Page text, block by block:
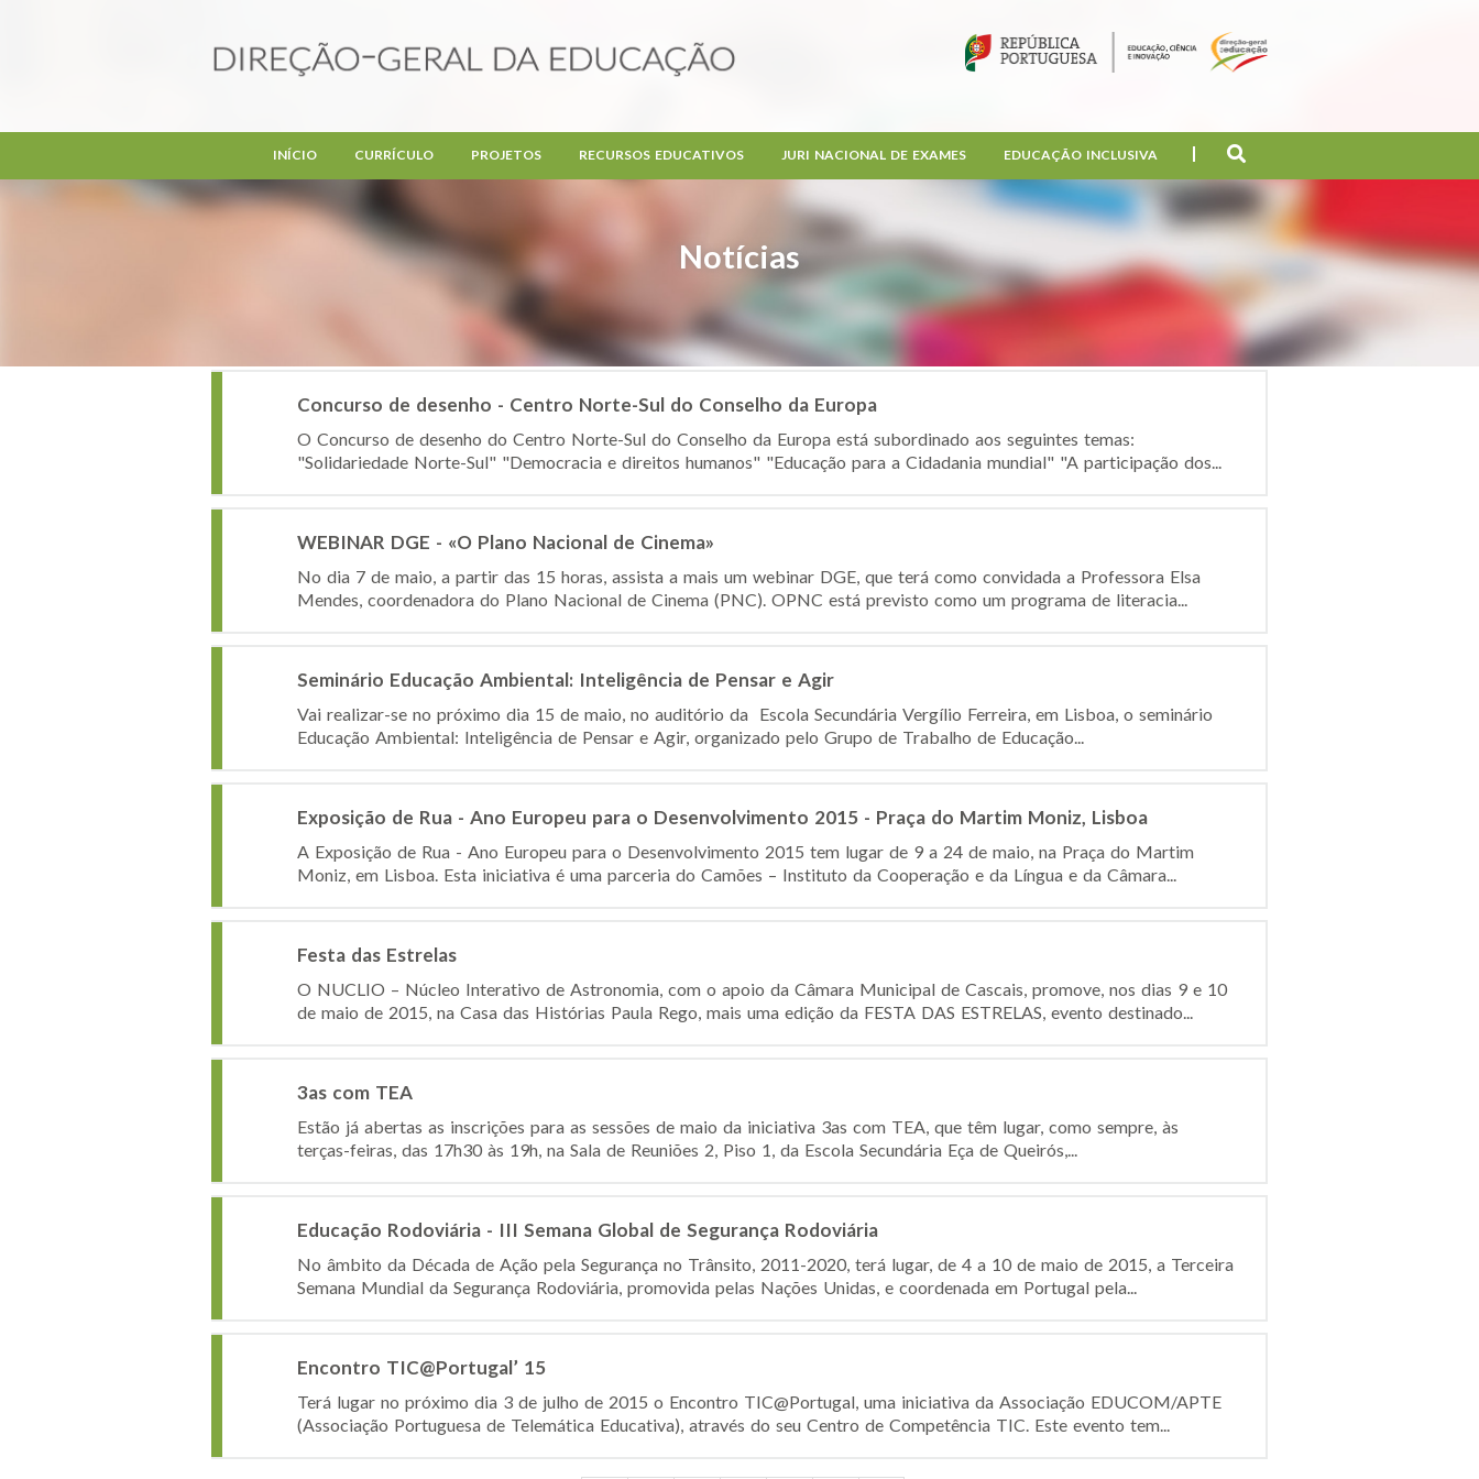
Notícias
INÍCIO CURRÍCULO PROJETOS RECURSOS EDUCATIVOS JURI NACIONAL DE EXAMES EDUCAÇÃO INCLUSIVA
Concurso de desenho - Centro Norte-Sul do Conselho da Europa
O Concurso de desenho do Centro Norte-Sul do Conselho da Europa está subordinado aos seguintes temas:
"Solidariedade Norte-Sul" "Democracia e direitos humanos" "Educação para a Cidadania mundial" "A participação dos...
WEBINAR DGE - «O Plano Nacional de Cinema»
No dia 7 de maio, a partir das 15 horas, assista a mais um webinar DGE, que terá como convidada a Professora Elsa
Mendes, coordenadora do Plano Nacional de Cinema (PNC). OPNC está previsto como um programa de literacia...
Seminário Educação Ambiental: Inteligência de Pensar e Agir
Vai realizar-se no próximo dia 15 de maio, no auditório da Escola Secundária Vergílio Ferreira, em Lisboa, o seminário
Educação Ambiental: Inteligência de Pensar e Agir, organizado pelo Grupo de Trabalho de Educação...
Exposição de Rua - Ano Europeu para o Desenvolvimento 2015 - Praça do Martim Moniz, Lisboa
A Exposição de Rua - Ano Europeu para o Desenvolvimento 2015 tem lugar de 9 a 24 de maio, na Praça do Martim
Moniz, em Lisboa. Esta iniciativa é uma parceria do Camões – Instituto da Cooperação e da Língua e da Câmara...
Festa das Estrelas
O NUCLIO – Núcleo Interativo de Astronomia, com o apoio da Câmara Municipal de Cascais, promove, nos dias 9 e 10
de maio de 2015, na Casa das Histórias Paula Rego, mais uma edição da FESTA DAS ESTRELAS, evento destinado...
3as com TEA
Estão já abertas as inscrições para as sessões de maio da iniciativa 3as com TEA, que têm lugar, como sempre, às
terças-feiras, das 17h30 às 19h, na Sala de Reuniões 2, Piso 1, da Escola Secundária Eça de Queirós,...
Educação Rodoviária - III Semana Global de Segurança Rodoviária
No âmbito da Década de Ação pela Segurança no Trânsito, 2011-2020, terá lugar, de 4 a 10 de maio de 2015, a Terceira
Semana Mundial da Segurança Rodoviária, promovida pelas Nações Unidas, e coordenada em Portugal pela...
Encontro TIC@Portugal’ 15
Terá lugar no próximo dia 3 de julho de 2015 o Encontro TIC@Portugal, uma iniciativa da Associação EDUCOM/APTE
(Associação Portuguesa de Telemática Educativa), através do seu Centro de Competência TIC. Este evento tem...